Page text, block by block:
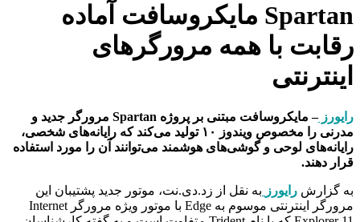
Spartan مایکروسافت آماده
رقابت با همه مرورگرهای
اینترنتی
رایورز
– مایکروسافت مبتنی بر پروژه Spartan مرورگر جدید و
مدرنی را مخصوص ویندوز ۱۰ تولید می‌کند که رایانه‌های شخصی،
رایانه‌های لوحی و گوشی‌های هوشمند می‌توانند آن را مورد استفاده
قرار دهند.
به گزارش رایورز به نقل از زد.دی.نت، موتور جدید پشتیبان این
مرورگر اینترنتی موسوم به Edge با موتور ویژه مرورگر Internet